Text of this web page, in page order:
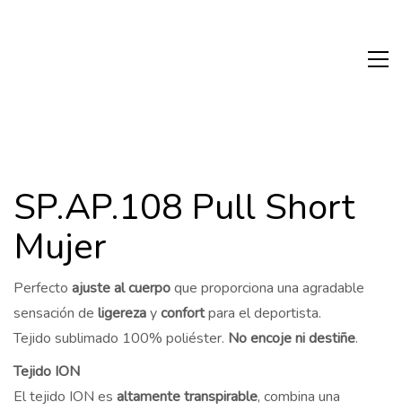
SP.AP.108 Pull Short
Mujer
Perfecto ajuste al cuerpoque proporciona una agradable
sensación de ligerezayconfortpara el deportista.
Tejido sublimado 100% poliéster. No encoje ni destiñe.
Tejido ION
El tejido ION es altamente transpirable, combina una